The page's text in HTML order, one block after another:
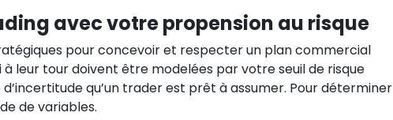
avec votre propension au risque
pour concevoir et respecter un plan commercial
leur tour doivent être modelées par votre seuil de risque
qu’un trader est prêt à assumer. Pour déterminer
de variables.